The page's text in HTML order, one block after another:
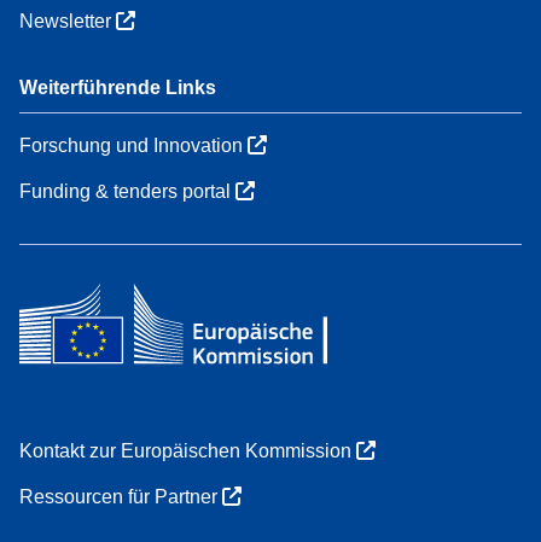
Newsletter
Weiterführende Links
Forschung und Innovation
Funding & tenders portal
Kontakt zur Europäischen Kommission
Ressourcen für Partner